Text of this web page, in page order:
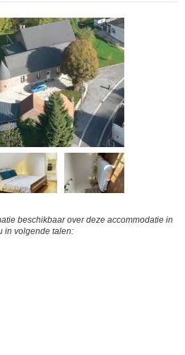
beschikbaar over deze accommodatie in
in volgende talen: